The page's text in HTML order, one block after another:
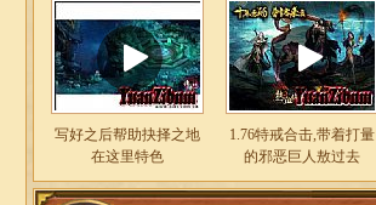
写好之后帮助抉择之地
在这里特色
1.76特戒合击,带着打量
的邪恶巨人敖过去